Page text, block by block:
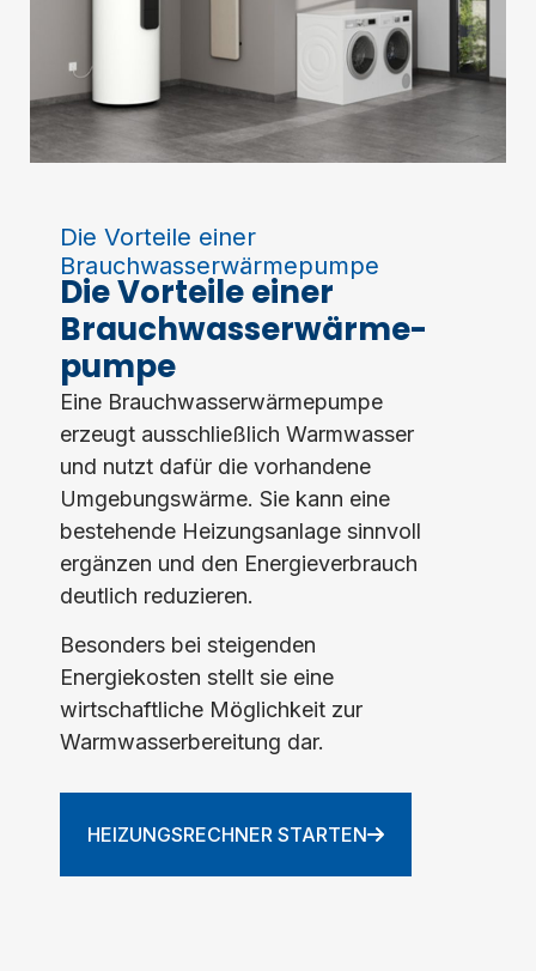
Die Vorteile einer
Brauchwasserwärmepumpe
Die Vorteile einer
Brauchwasserwärme­
pumpe
Eine Brauchwasserwärmepumpe
erzeugt ausschließlich Warmwasser
und nutzt dafür die vorhandene
Umgebungswärme. Sie kann eine
bestehende Heizungsanlage sinnvoll
ergänzen und den Energieverbrauch
deutlich reduzieren.
Besonders bei steigenden
Energiekosten stellt sie eine
wirtschaftliche Möglichkeit zur
Warmwasserbereitung dar.
HEIZUNGSRECHNER STARTEN